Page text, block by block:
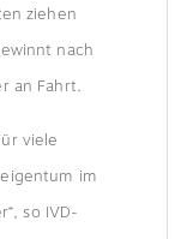
ziehen
nach
an Fahrt.
viele
im
so IVD-